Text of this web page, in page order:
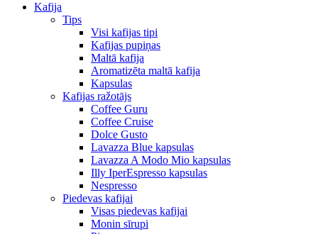
Kafija
Tips
Visi kafijas tipi
Kafijas pupiņas
Maltā kafija
Aromatizēta maltā kafija
Kapsulas
Kafijas ražotājs
Coffee Guru
Coffee Cruise
Dolce Gusto
Lavazza Blue kapsulas
Lavazza A Modo Mio kapsulas
Illy IperEspresso kapsulas
Nespresso
Piedevas kafijai
Visas piedevas kafijai
Monin sīrupi